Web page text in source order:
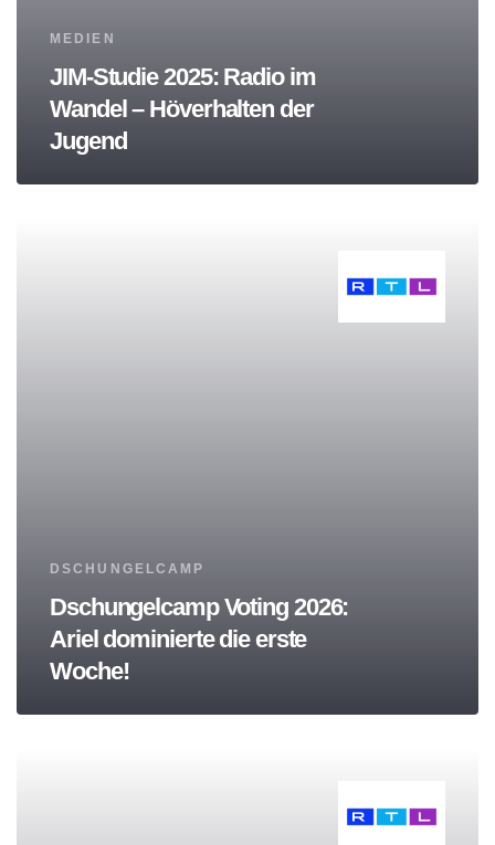
Tags
MEDIEN
JIM-Studie 2025: Radio im
Wandel – Höverhalten der
Jugend
Tags
DSCHUNGELCAMP
Dschungelcamp Voting 2026:
Ariel dominierte die erste
Woche!